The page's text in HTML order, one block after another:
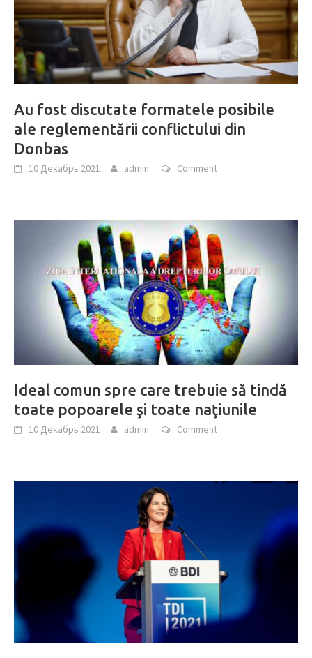
Au fost discutate formatele posibile
ale reglementării conflictului din
Donbas
10 Декабрь 2021 admin Comment
Ideal comun spre care trebuie să tindă
toate popoarele şi toate naţiunile
10 Декабрь 2021 admin Comment